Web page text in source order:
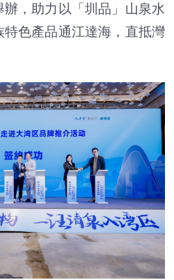
，助力以「圳品」山泉水
色產品通江達海，直抵灣